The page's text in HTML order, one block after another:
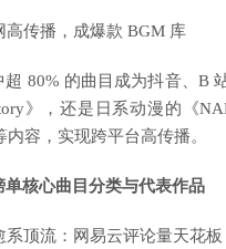
高传播，成爆款 BGM 库
超 80% 的曲目成为抖音、B
》，还是日系动漫的《
内容，实现跨平台高传播。
单核心曲目分类与代表作品
系顶流：网易云评论量天花板